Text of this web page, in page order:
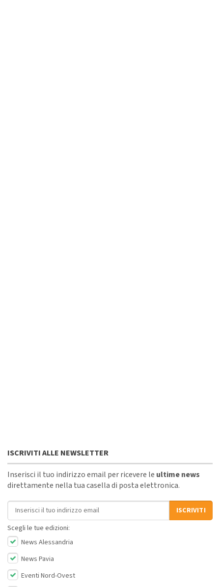
ISCRIVITI ALLE NEWSLETTER
Inserisci il tuo indirizzo email per ricevere le ultime news
direttamente nella tua casella di posta elettronica.
Indirizzo email
ISCRIVITI
Scegli le tue edizioni:
News Alessandria
News Pavia
Eventi Nord-Ovest